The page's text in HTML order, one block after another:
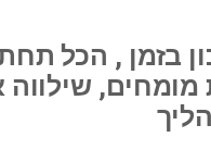
בזמן , הכל
מומחים,